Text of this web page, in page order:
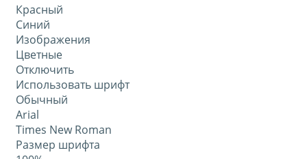
Красный
Синий
Изображения
Цветные
Отключить
Использовать шрифт
Обычный
Arial
Times New Roman
Размер шрифта